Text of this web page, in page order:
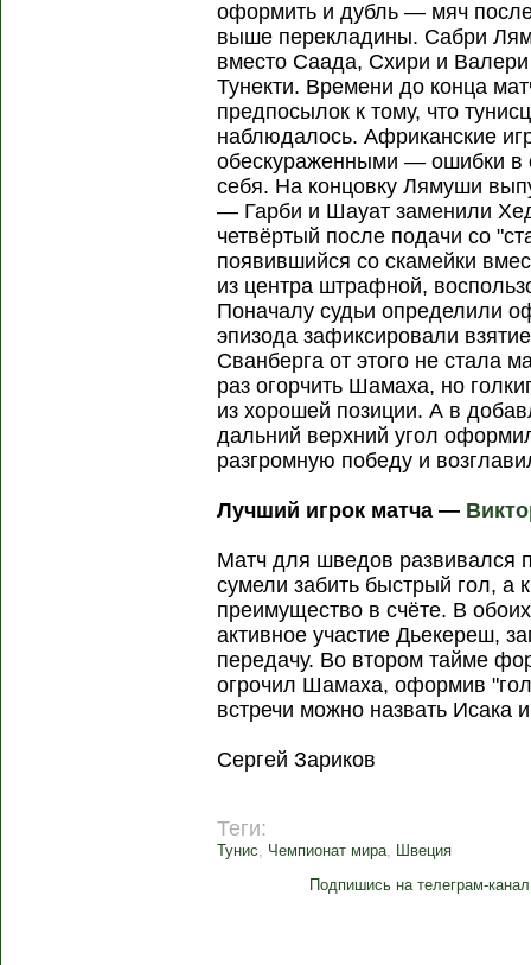
оформить и дубль — мяч
выше перекладины. Сабри
вместо Саада, Схири и
Тунекти. Времени до конца
предпосылок к тому, что
наблюдалось. Африканские
обескураженными — ошибки в
себя. На концовку Лямуши
— Гарби и Шауат заменили
четвёртый после подачи со
появившийся со скамейки
из центра штрафной,
Поначалу судьи определили
эпизода зафиксировали
Сванберга от этого не стала
раз огорчить Шамаха, но
из хорошей позиции. А в
дальний верхний угол
разгромную победу и
Лучший игрок матча —
Матч для шведов развивался
сумели забить быстрый гол, а
преимущество в счёте. В
активное участие Дьекереш,
передачу. Во втором тайме
огрочил Шамаха, оформив
встречи можно назвать Исака
Сергей Зариков
Теги:
Тунис, Чемпионат мира, Швеция
Подпишись на телеграм-